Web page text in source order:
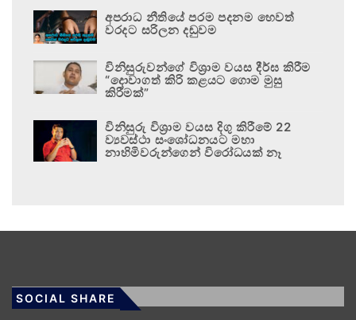
අපරාධ නීතියේ පරම පදනම හෙවත්
වරදට සරිලන දඬුවම
විනිසුරුවන්ගේ විශ්‍රාම වයස දීර්ඝ කිරීම
“දොවාගත් කිරි කළයට ගොම මුසු
කිරීමක්”
විනිසුරු විශ්‍රාම වයස දිගු කිරීමේ 22
ව්‍යවස්ථා සංශෝධනයට මහා
නාහිමිවරුන්ගෙන් විරෝධයක් නෑ
SOCIAL SHARE